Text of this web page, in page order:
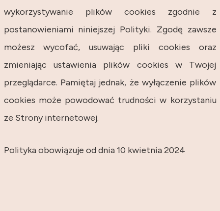
wykorzystywanie plików cookies zgodnie z
postanowieniami niniejszej Polityki. Zgodę zawsze
możesz wycofać, usuwając pliki cookies oraz
zmieniając ustawienia plików cookies w Twojej
przeglądarce. Pamiętaj jednak, że wyłączenie plików
cookies może powodować trudności w korzystaniu
ze Strony internetowej.
Polityka obowiązuje od dnia 10 kwietnia 2024